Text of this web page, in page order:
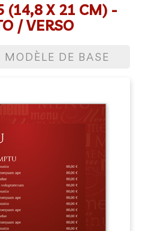
(14,8 X 21 CM) -
/ VERSO
DE BASE